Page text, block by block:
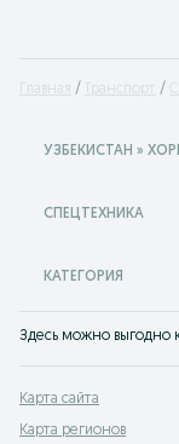
Главная Транспорт
УЗБЕКИСТАН »
СПЕЦТЕХНИКА
КАТЕГОРИЯ
Здесь можно выгодно
Карта сайта
Карта регионов